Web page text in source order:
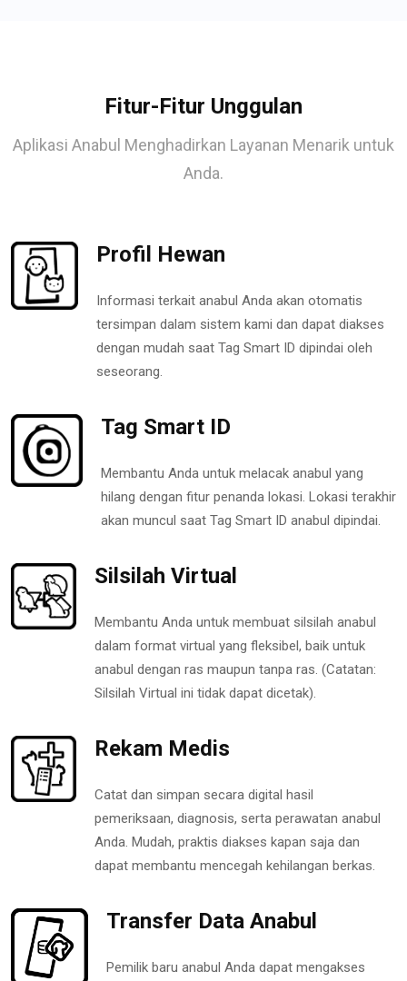
Fitur-Fitur Unggulan
Aplikasi Anabul Menghadirkan Layanan Menarik untuk
Anda.
Profil Hewan
Informasi terkait anabul Anda akan otomatis
tersimpan dalam sistem kami dan dapat diakses
dengan mudah saat Tag Smart ID dipindai oleh
seseorang.
Tag Smart ID
Membantu Anda untuk melacak anabul yang
hilang dengan fitur penanda lokasi. Lokasi terakhir
akan muncul saat Tag Smart ID anabul dipindai.
Silsilah Virtual
Membantu Anda untuk membuat silsilah anabul
dalam format virtual yang fleksibel, baik untuk
anabul dengan ras maupun tanpa ras. (Catatan:
Silsilah Virtual ini tidak dapat dicetak).
Rekam Medis
Catat dan simpan secara digital hasil
pemeriksaan, diagnosis, serta perawatan anabul
Anda. Mudah, praktis diakses kapan saja dan
dapat membantu mencegah kehilangan berkas.
Transfer Data Anabul
Pemilik baru anabul Anda dapat mengakses